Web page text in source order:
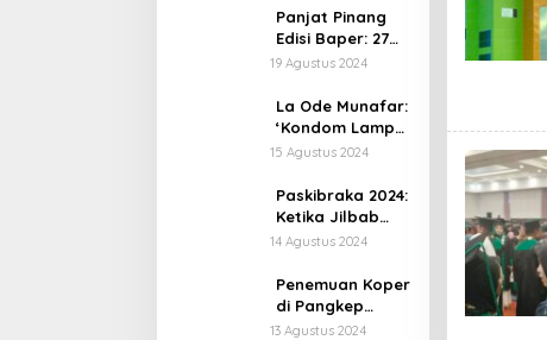
KeputusasaanPanjat Pinang
Edisi Baper: 27
Pria Keringatan
“Janda Muda”,
Siapakah Yang
Jadi ‘Pemenang
Hati’?
19 Agustus 2024
La Ode Munafar:
‘Kondom Lampu
Hijau, Jilbab
15 Agustus 2024
Paskibraka 2024:
Ketika Jilbab
Harus Terlepas,
Terguncang
14 Agustus 2024
Penemuan Koper
di Pangkep
Berujung pada
13 Agustus 2024